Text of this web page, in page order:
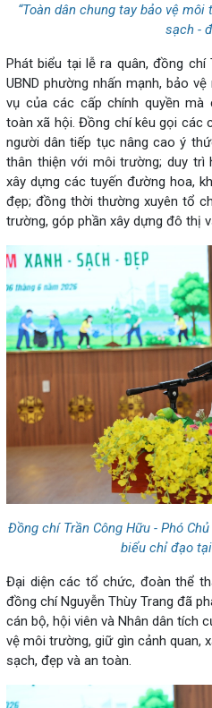
“Toàn dân chung tay bảo vệ
sạch -
Phát biểu tại lễ ra quân, đồng
UBND phường nhấn mạnh, bảo
vụ của các cấp chính quyền
toàn xã hội. Đồng chí kêu gọi các
người dân tiếp tục nâng cao ý
thân thiện với môi trường; duy trì
xây dựng các tuyến đường hoa,
đẹp; đồng thời thường xuyên tổ
trường, góp phần xây dựng đô thị
Đồng chí Trần Công Hữu - Phó
biểu chỉ đạo
Đại diện các tổ chức, đoàn thể
đồng chí Nguyễn Thùy Trang đã
cán bộ, hội viên và Nhân dân tích
vệ môi trường, giữ gìn cảnh quan,
sạch, đẹp và an toàn.